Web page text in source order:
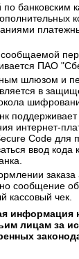
банковским
ПАО
шлюзом и
в
поддерживает
интернет-
Code для
ввод кода
заказа
сообщение
кассовый чек.
информация
лицам за